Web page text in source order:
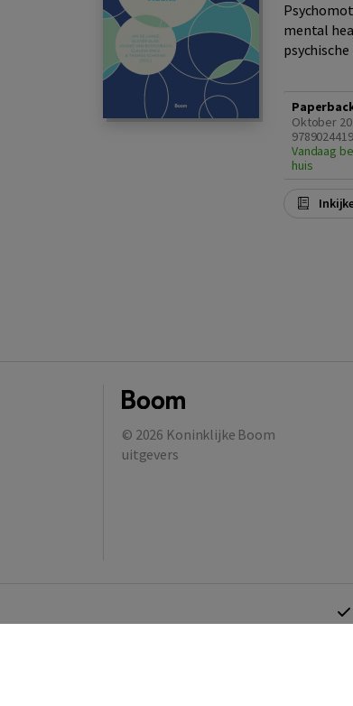
mental
Oktober
Vandaag
huis
© 2026 Koninklijke Boom
uitgevers